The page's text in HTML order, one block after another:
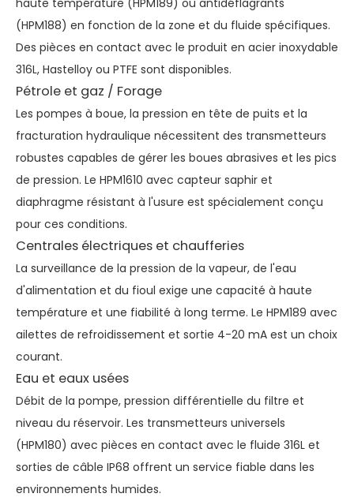
haute température (HPM189) ou antidéflagrants
(HPM188) en fonction de la zone et du fluide spécifiques.
Des pièces en contact avec le produit en acier inoxydable
316L, Hastelloy ou PTFE sont disponibles.
Pétrole et gaz / Forage
Les pompes à boue, la pression en tête de puits et la
fracturation hydraulique nécessitent des transmetteurs
robustes capables de gérer les boues abrasives et les pics
de pression. Le HPM1610 avec capteur saphir et
diaphragme résistant à l'usure est spécialement conçu
pour ces conditions.
Centrales électriques et chaufferies
La surveillance de la pression de la vapeur, de l'eau
d'alimentation et du fioul exige une capacité à haute
température et une fiabilité à long terme. Le HPM189 avec
ailettes de refroidissement et sortie 4-20 mA est un choix
courant.
Eau et eaux usées
Débit de la pompe, pression différentielle du filtre et
niveau du réservoir. Les transmetteurs universels
(HPM180) avec pièces en contact avec le fluide 316L et
sorties de câble IP68 offrent un service fiable dans les
environnements humides.